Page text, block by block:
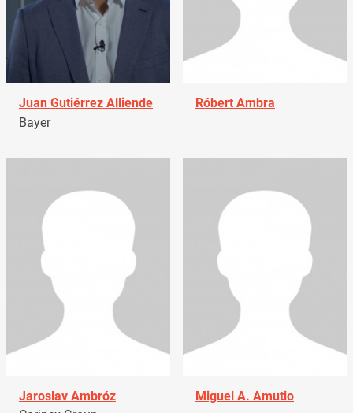
Juan Gutiérrez Alliende
Bayer
Róbert Ambra
Jaroslav Ambróz
Miguel A. Amutio